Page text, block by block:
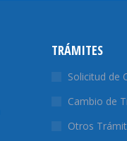
TRÁMITES
Solicitud de
Cambio de
Otros